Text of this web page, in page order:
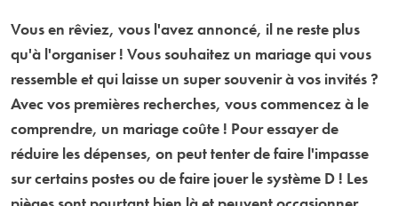
Vous en rêviez, vous l'avez annoncé, il ne reste plus
qu'à l'organiser ! Vous souhaitez un mariage qui vous
ressemble et qui laisse un super souvenir à vos invités ?
Avec vos premières recherches, vous commencez à le
comprendre, un mariage coûte ! Pour essayer de
réduire les dépenses, on peut tenter de faire l'impasse
sur certains postes ou de faire jouer le système D ! Les